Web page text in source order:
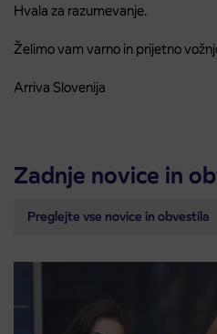
Hvala za razumevanje.
Želimo vam varno in prijetno
Arriva Slovenija
Zadnje novice in
Preglejte vse novice in obvestila